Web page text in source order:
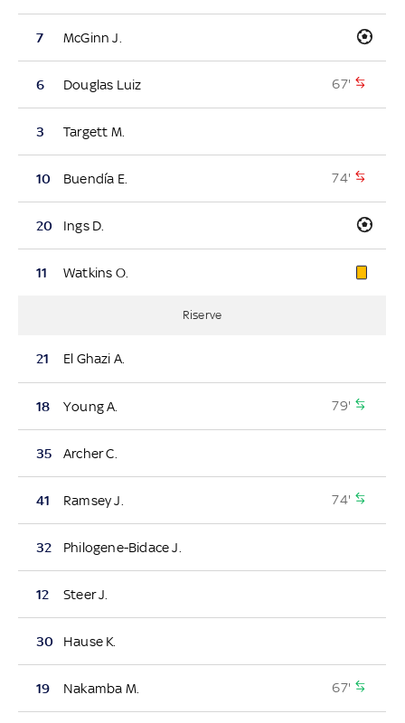
7 McGinn J.
6 Douglas Luiz 67'
3 Targett M.
10 Buendía E. 74'
20 Ings D.
11 Watkins O.
Riserve
21 El Ghazi A.
18 Young A. 79'
35 Archer C.
41 Ramsey J. 74'
32 Philogene-Bidace J.
12 Steer J.
30 Hause K.
19 Nakamba M. 67'